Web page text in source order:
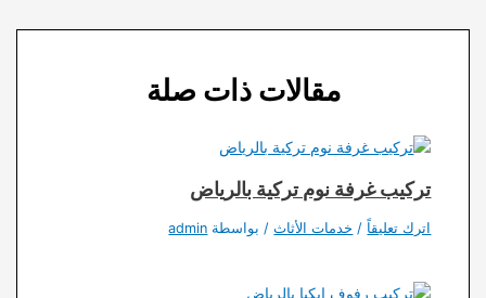
مقالات ذات صلة
تركيب غرفة نوم تركية بالرياض
اترك تعليقاً / خدمات الأثاث/ بواسطة admin